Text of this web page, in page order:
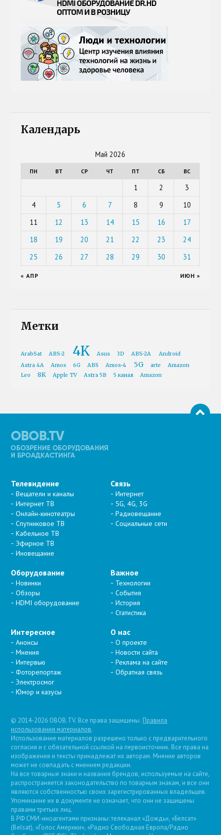
Календарь
Май 2026
ПН ВТ СР ЧТ ПТ СБ ВС
1 2
3
4
5 6 7 8 9
10
11
12 13 14 15 16
17
18
19 20 21 22 23
24
25
26 27 28 29 30 31
« АПР ИЮН »
Метки
ArabSat ABS-2 4K Asus 3D ABS-2A
Android
Astra 4A
Amos 6G ABS Amos-4 5G arte
Amazon
Leo
8K Apple TV Astra 5B 5 канал Amazon
Телевидение
Вещатели и каналы
Интернет ТВ
Онлайн-кинотеатры
Спутниковое ТВ
Кабельное ТВ
Эфирное ТВ
Иновещание
Связь
Интернет
5G, 4G, 3G
Радиовещание
Социальные сети
Оборудование
Новинки
Обзоры
HDMI оборудование
Важное
Технологии
События
История
Статистика
Интересное
Анонсы
Мнения
Интервью
Фоторепортаж
Электросмог
Юмор и казусы
О нас
О проекте
Новости сайта
Реклама на сайте
Обратная связь
© 2014-2026 OBOB.TV. Все права защищены. Правила
использования материалов.
Использование материалов разрешено только с предварительного
согласия и с обязательной ссылкой на первоисточник. Все права на
изображения и тексты принадлежат их авторам. Мнение авторов
может не совпадать с мнением редакции.
На все товарные знаки и названия брендов, используемые на сайте,
распространяется законодательство по товарным знакам, и все они
являются собственностью своих зарегистрированных владельцев.
Упоминание их в документе не означает, что они не защищены
правами третьих лиц.
В РФ СМИ-иноагентами признаны: телеканал «Дождь», «Белсат»
(Belsat), «Голос Америки», «Радио Свободная Европа/Радио